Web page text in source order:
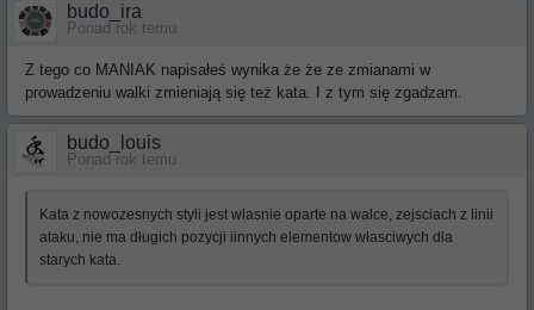
budo_ira
Ponad rok temu
Z tego co MANIAK napisałeś wynika że że ze zmianami w
prowadzeniu walki zmieniają się też kata. I z tym się zgadzam.
budo_louis
Ponad rok temu
Kata z nowozesnych styli jest wlasnie oparte na walce, zejsciach z linii
ataku, nie ma długich pozycji iinnych elementow własciwych dla
starych kata.